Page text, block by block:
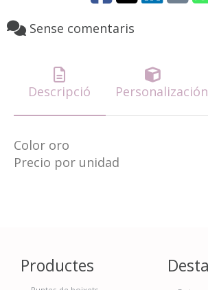
Sense comentaris
Descripció Personalización
Color oro
Precio por unidad
Productes